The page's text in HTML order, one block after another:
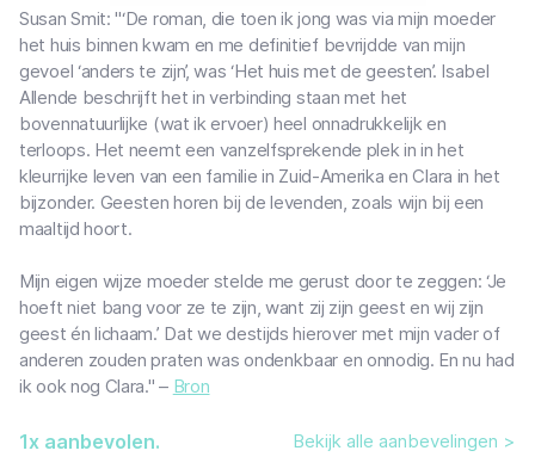
Susan Smit: "‘De roman, die toen ik jong was via mijn moeder
het huis binnen kwam en me definitief bevrijdde van mijn
gevoel ‘anders te zijn’, was ‘Het huis met de geesten’. Isabel
Allende beschrijft het in verbinding staan met het
bovennatuurlijke (wat ik ervoer) heel onnadrukkelijk en
terloops. Het neemt een vanzelfsprekende plek in in het
kleurrijke leven van een familie in Zuid-Amerika en Clara in het
bijzonder. Geesten horen bij de levenden, zoals wijn bij een
maaltijd hoort.
Mijn eigen wijze moeder stelde me gerust door te zeggen: ‘Je
hoeft niet bang voor ze te zijn, want zij zijn geest en wij zijn
geest én lichaam.’ Dat we destijds hierover met mijn vader of
anderen zouden praten was ondenkbaar en onnodig. En nu had
ik ook nog Clara." – Bron
1x aanbevolen. Bekijk alle aanbevelingen >